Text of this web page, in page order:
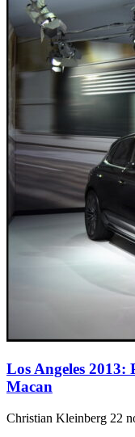
Los Angeles 2013:
Macan
Christian Kleinberg 22